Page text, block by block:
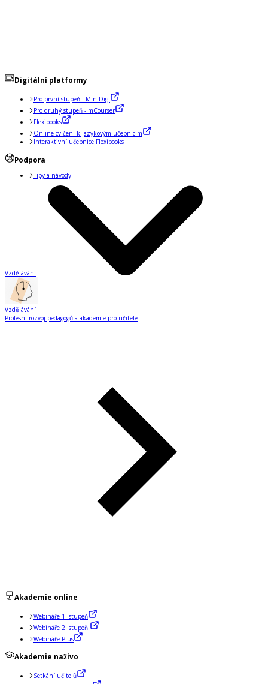
Digitální platformy
Pro první stupeň - MiniDigi
Pro druhý stupeň - mCourser
Flexibooks
Online cvičení k jazykovým učebnicím
Interaktivní učebnice Flexibooks
Podpora
Tipy a návody
Vzdělávání
Vzdělávání
Profesní rozvoj pedagogů a akademie pro učitele
Akademie online
Webináře 1. stupeň
Webináře 2. stupeň
Webináře Plus
Akademie naživo
Setkání učitelů